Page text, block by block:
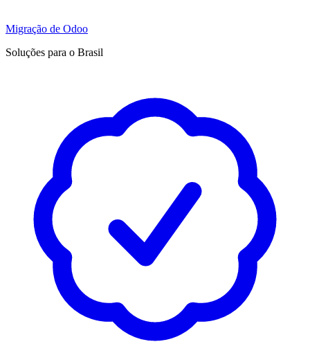
Migração de Odoo
Soluções para o Brasil